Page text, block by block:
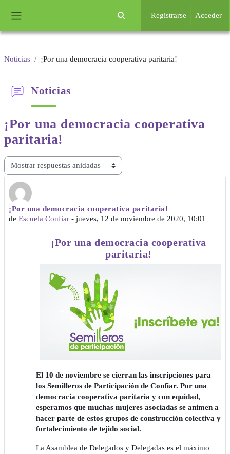
Selector de búsqueda de entrada
Registrarse Acceder
Noticias ¡Por una democracia cooperativa paritaria!
Noticias
¡Por una democracia cooperativa
paritaria!
Mostrar modo
¡Por una democracia cooperativa paritaria!
de Escuela Confiar - jueves, 12 de noviembre de 2020, 10:01
Número de respuestas: 0
¡Por una democracia cooperativa
paritaria!
El 10 de noviembre se cierran las inscripciones para
los Semilleros de Participación de Confiar. Por una
democracia cooperativa paritaria y con equidad,
esperamos que muchas mujeres asociadas se animen a
hacer parte de estos grupos de construcción colectiva y
fortalecimiento de tejido social.
La Asamblea de Delegados y Delegadas es el máximo